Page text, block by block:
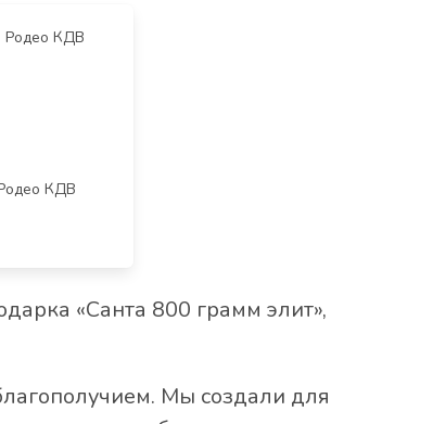
КДВ
«Санта 800 грамм элит»,
Мы создали для